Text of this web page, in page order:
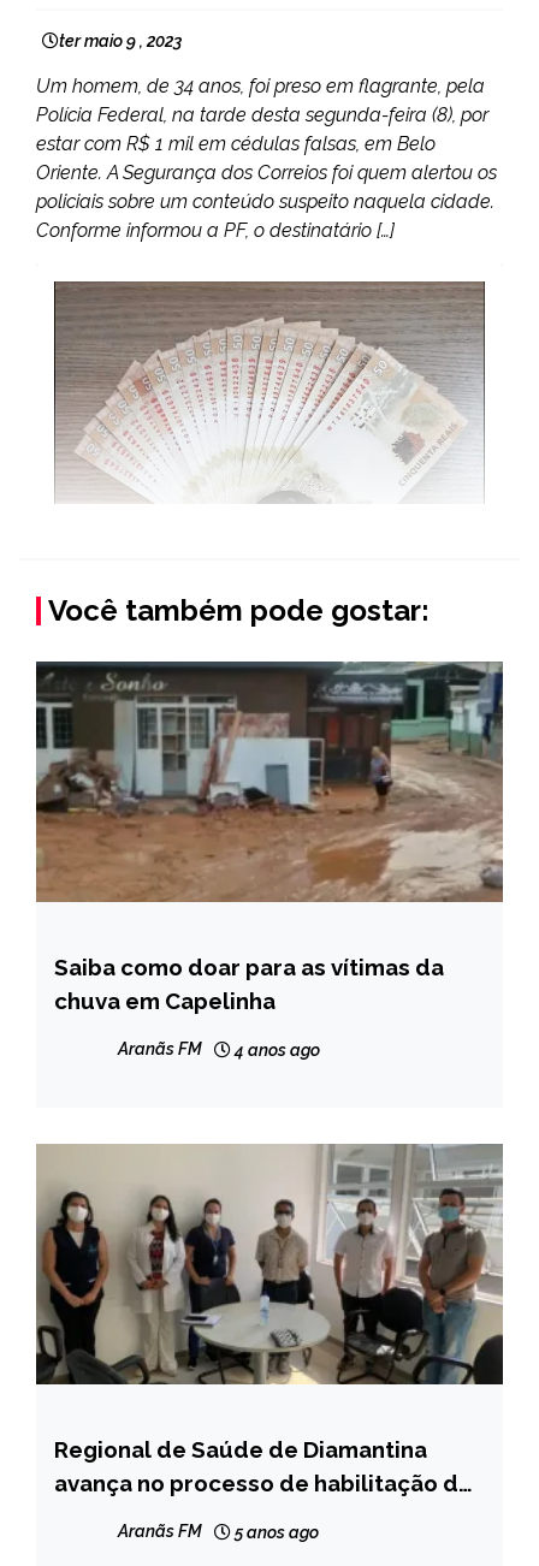
ter maio 9 , 2023
Um homem, de 34 anos, foi preso em flagrante, pela
Polícia Federal, na tarde desta segunda-feira (8), por
estar com R$ 1 mil em cédulas falsas, em Belo
Oriente. A Segurança dos Correios foi quem alertou os
policiais sobre um conteúdo suspeito naquela cidade.
Conforme informou a PF, o destinatário […]
Você também pode gostar:
CAPELINHA
NOTÍCIAS
Saiba como doar para as vítimas da
chuva em Capelinha
Aranãs FM 4 anos ago
MINAS
GERAIS
NOTÍCIAS
Regional de Saúde de Diamantina
avança no processo de habilitação da
Sentinela para Síndromes Gripais da
Aranãs FM 5 anos ago